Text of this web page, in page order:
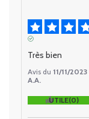
Très bien
Avis du 11/11/2023
A.A.
UTILE(0)